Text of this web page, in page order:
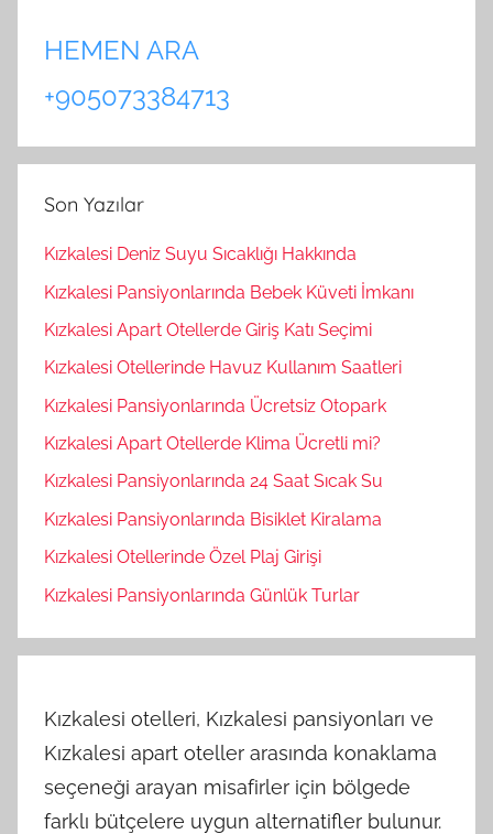
HEMEN ARA
+905073384713
Son Yazılar
Kızkalesi Deniz Suyu Sıcaklığı Hakkında
Kızkalesi Pansiyonlarında Bebek Küveti İmkanı
Kızkalesi Apart Otellerde Giriş Katı Seçimi
Kızkalesi Otellerinde Havuz Kullanım Saatleri
Kızkalesi Pansiyonlarında Ücretsiz Otopark
Kızkalesi Apart Otellerde Klima Ücretli mi?
Kızkalesi Pansiyonlarında 24 Saat Sıcak Su
Kızkalesi Pansiyonlarında Bisiklet Kiralama
Kızkalesi Otellerinde Özel Plaj Girişi
Kızkalesi Pansiyonlarında Günlük Turlar
Kızkalesi otelleri, Kızkalesi pansiyonları ve
Kızkalesi apart oteller arasında konaklama
seçeneği arayan misafirler için bölgede
farklı bütçelere uygun alternatifler bulunur.